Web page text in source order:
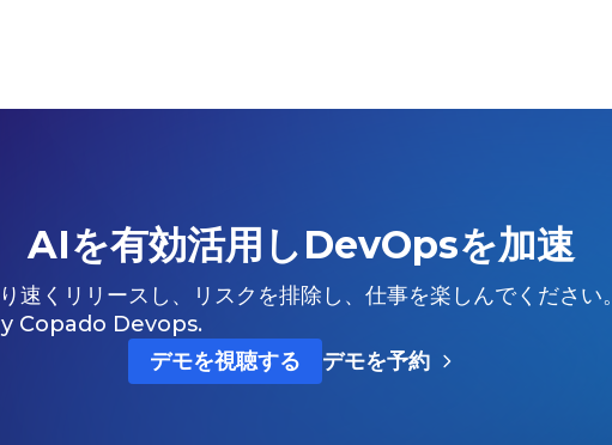
AIを有効活用しDevOpsを加速
速くリリースし、リスクを排除し、仕事を楽しんでください。
Copado Devops.
デモを視聴する
デモを予約